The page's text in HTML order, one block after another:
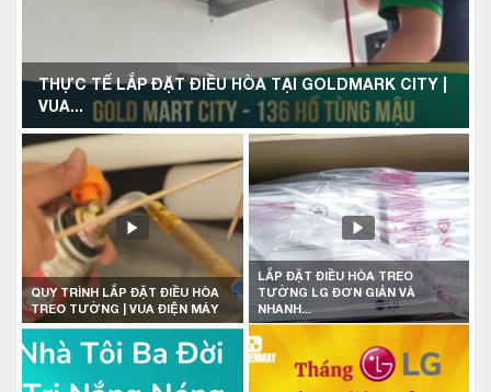
THỰC TẾ LẮP ĐẶT ĐIỀU HÒA TẠI GOLDMARK CITY |
VUA...
QUY TRÌNH LẮP ĐẶT ĐIỀU HÒA
TREO TƯỜNG | VUA ĐIỆN MÁY
LẮP ĐẶT ĐIỀU HÒA TREO
TƯỜNG LG ĐƠN GIẢN VÀ
NHANH...